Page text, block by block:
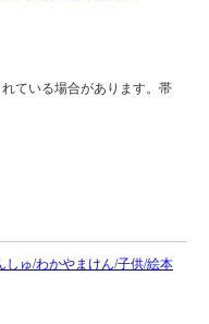
ている場合があります。帯
しゅ/わかやまけん/子供/絵本